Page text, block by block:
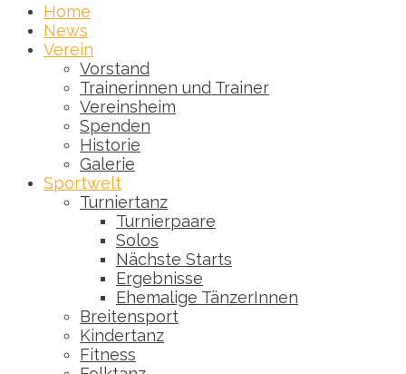
Home
News
Verein
Vorstand
Trainerinnen und Trainer
Vereinsheim
Spenden
Historie
Galerie
Sportwelt
Turniertanz
Turnierpaare
Solos
Nächste Starts
Ergebnisse
Ehemalige TänzerInnen
Breitensport
Kindertanz
Fitness